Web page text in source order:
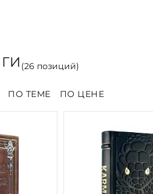
(26 позиций)
ПО ТЕМЕ ПО ЦЕНЕ